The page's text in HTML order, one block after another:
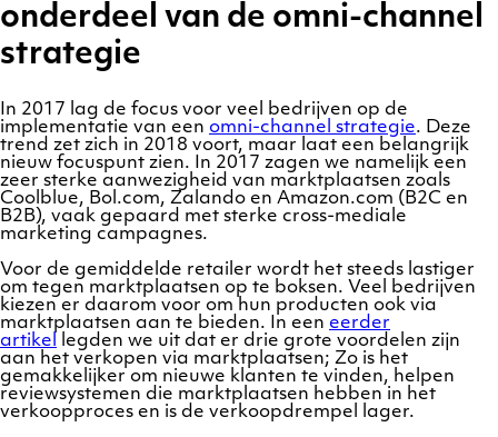
onderdeel van de omni-channel
strategie
In 2017 lag de focus voor veel bedrijven op de
implementatie van een omni-channel strategie. Deze
trend zet zich in 2018 voort, maar laat een belangrijk
nieuw focuspunt zien. In 2017 zagen we namelijk een
zeer sterke aanwezigheid van marktplaatsen zoals
Coolblue, Bol.com, Zalando en Amazon.com (B2C en
B2B), vaak gepaard met sterke cross-mediale
marketing campagnes.
Voor de gemiddelde retailer wordt het steeds lastiger
om tegen marktplaatsen op te boksen. Veel bedrijven
kiezen er daarom voor om hun producten ook via
marktplaatsen aan te bieden. In een eerder
artikel
legden we uit dat er drie grote voordelen zijn
aan het verkopen via marktplaatsen; Zo is het
gemakkelijker om nieuwe klanten te vinden, helpen
reviewsystemen die marktplaatsen hebben in het
verkoopproces en is de verkoopdrempel lager.